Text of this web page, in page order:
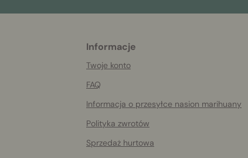
Informacje
Twoje konto
FAQ
Informacja o przesyłce nasion marihuany
Polityka zwrotów
Sprzedaż hurtowa